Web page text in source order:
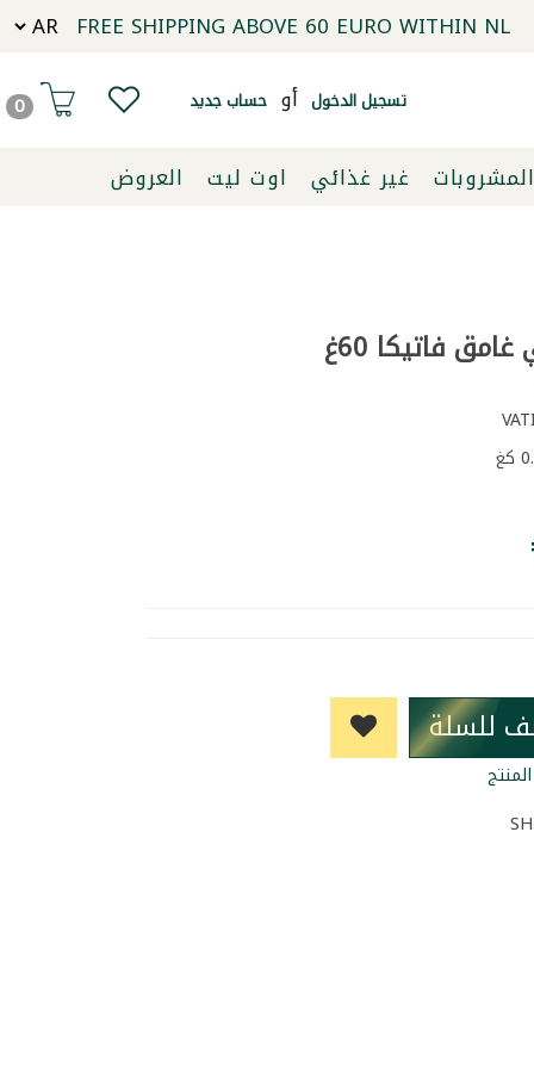
FREE SHIPPING ABOVE 60 EURO WITHIN NL
تسجيل الدخول أو حساب جديد 0
المشروبات غير غذائي اوت ليت
العروض
فاتيكا 60غ
للسلة